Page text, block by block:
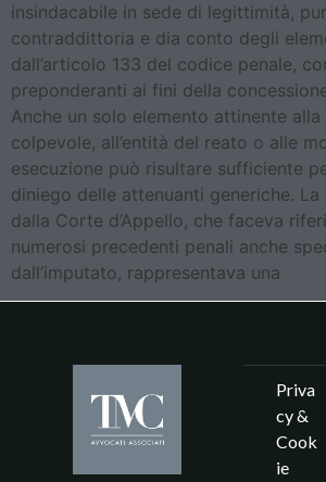
insindacabile in sede di legittimità,
contraddittoria e dia conto degli
dall’articolo 133 del codice penale,
preponderanti ai fini della
Anche un solo elemento attinente
colpevole, all’entità del reato o alle
esecuzione può risultare sufficiente
diniego delle attenuanti generiche.
dalla Corte d’Appello, che faceva
numerosi precedenti penali anche
dall’imputato, rappresentava una
Priva
cy &
Cook
ie